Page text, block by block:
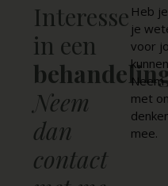
Interesse
in een
Neem
dan
contact
Heb
je
voor
Neem
met
mee.